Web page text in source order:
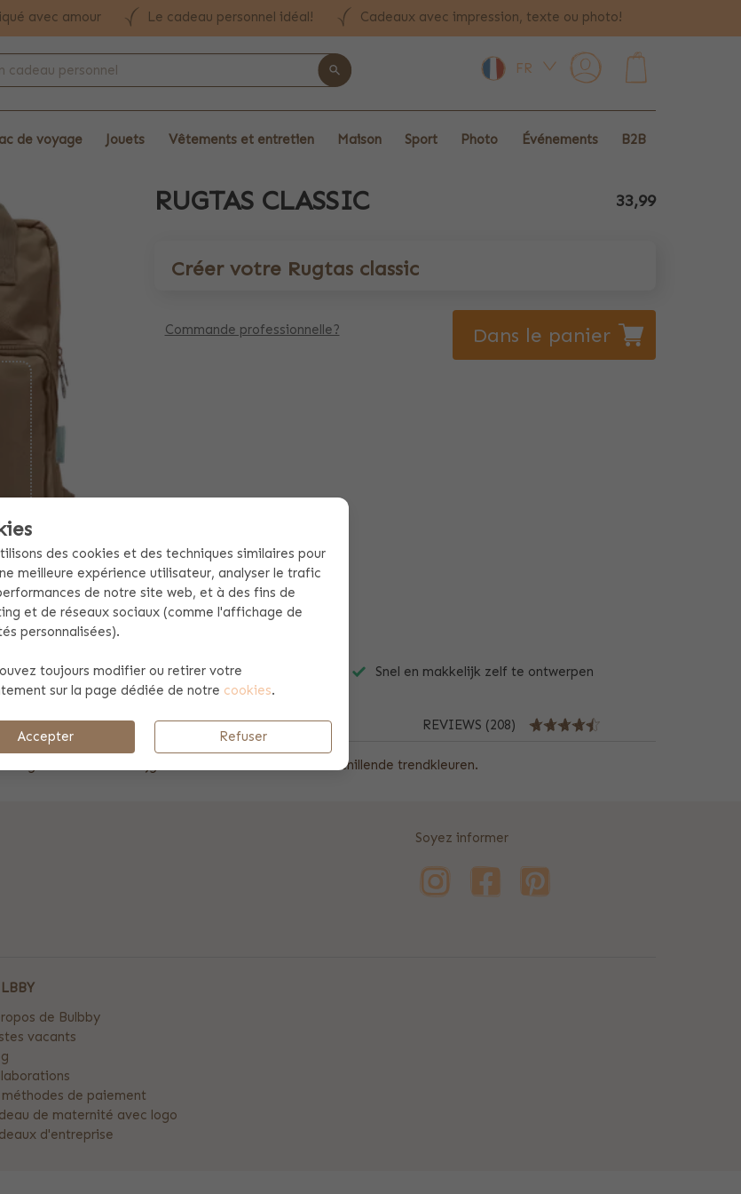
avec amour Le cadeau personnel idéal! Cadeaux avec impression, texte ou photo!
FR
de voyage Jouets Vêtements et entretien Maison Sport Photo Événements B2B
RUGTAS CLASSIC 33,99
Créer votre Rugtas classic
Commande professionnelle? Dans le panier
Offerte mogelijk aan vanaf 10 stuks Snel en makkelijk zelf te ontwerpen
du produit Payement et envoi REVIEWS (208)
rugzak classic. Verkrijgbaar in twee maten en in verschillende trendkleuren.
Soyez informer
de Bulbby
vacants
méthodes de paiement
de maternité avec logo
d'entreprise
des cookies et des techniques similaires pour
meilleure expérience utilisateur, analyser le trafic
de notre site web, et à des fins de
et de réseaux sociaux (comme l'affichage de
personnalisées).
toujours modifier ou retirer votre
sur la page dédiée de notre cookies.
Accepter Refuser